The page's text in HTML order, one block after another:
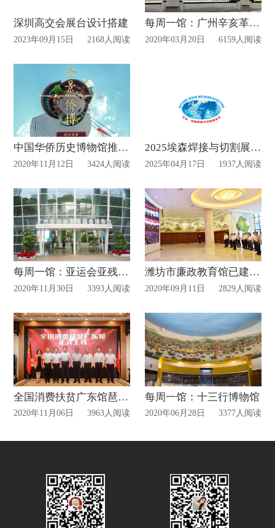
深圳高交会展台设计搭建
2023年09月15日 2168人阅读
每周一馆：广州辛亥革命纪念馆
2020年03月20日 6159人阅读
中国华侨历史博物馆推出VR网上展馆
2020年11月12日 3424人阅读
2025埃森焊接与切割展览会搭建布局
2025年04月17日 1937人阅读
每周一馆：亚运会亚残会博物馆
2020年11月30日 3393人阅读
潍坊市廉政教育馆已建成启用！
2020年09月11日 2829人阅读
全国消费扶贫广东馆琶洲已揭牌，线下体验馆、线上展厅齐运营!
2020年11月06日 3963人阅读
每周一馆：十三行博物馆
2020年06月28日 3377人阅读